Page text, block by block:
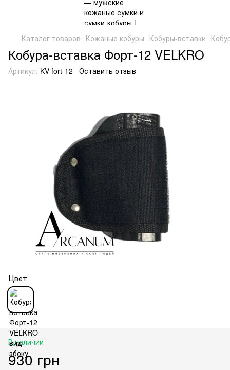
Каталог товаров Кожаные кобуры Кобуры-вставки
Кобура-вставка Форт-12 VELKRO
Артикул: KV-fort-12 Оставить отзыв
Цвет
В наличии
930 грн